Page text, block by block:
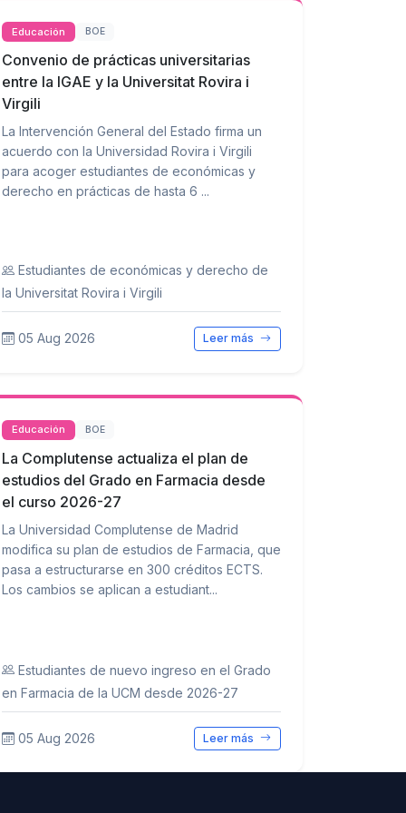
Educación BOE
Convenio de prácticas universitarias
entre la IGAE y la Universitat Rovira i
Virgili
La Intervención General del Estado firma un
acuerdo con la Universidad Rovira i Virgili
para acoger estudiantes de económicas y
derecho en prácticas de hasta 6 ...
Estudiantes de económicas y derecho de
la Universitat Rovira i Virgili
05 Aug 2026 Leer más
Educación BOE
La Complutense actualiza el plan de
estudios del Grado en Farmacia desde
el curso 2026-27
La Universidad Complutense de Madrid
modifica su plan de estudios de Farmacia, que
pasa a estructurarse en 300 créditos ECTS.
Los cambios se aplican a estudiant...
Estudiantes de nuevo ingreso en el Grado
en Farmacia de la UCM desde 2026-27
05 Aug 2026 Leer más